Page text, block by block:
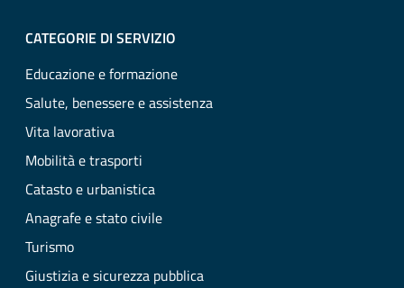
CATEGORIE DI SERVIZIO
Educazione e formazione
Salute, benessere e assistenza
Vita lavorativa
Mobilità e trasporti
Catasto e urbanistica
Anagrafe e stato civile
Turismo
Giustizia e sicurezza pubblica